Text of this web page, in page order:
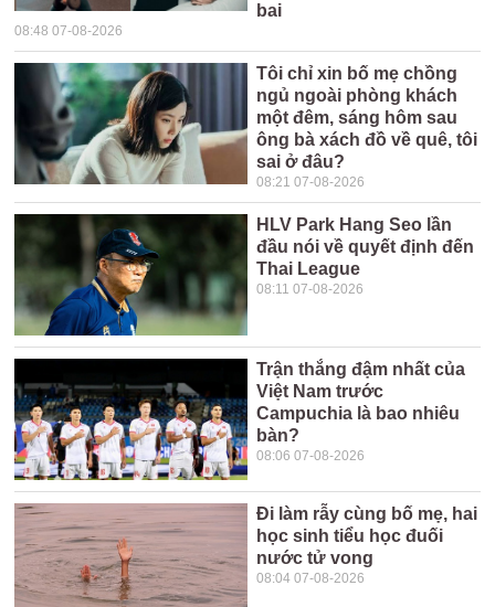
bai
08:48 07-08-2026
Tôi chỉ xin bố mẹ chồng
ngủ ngoài phòng khách
một đêm, sáng hôm sau
ông bà xách đồ về quê, tôi
sai ở đâu?
08:21 07-08-2026
HLV Park Hang Seo lần
đầu nói về quyết định đến
Thai League
08:11 07-08-2026
Trận thắng đậm nhất của
Việt Nam trước
Campuchia là bao nhiêu
bàn?
08:06 07-08-2026
Đi làm rẫy cùng bố mẹ, hai
học sinh tiểu học đuối
nước tử vong
08:04 07-08-2026